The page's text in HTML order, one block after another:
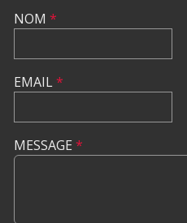
NOM *
EMAIL*
MESSAGE *